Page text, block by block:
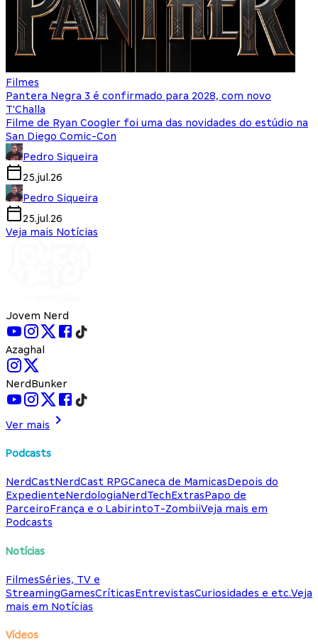
Filmes
Pantera Negra 3 é confirmado para 2028, com novo
T'Challa
Filme de Ryan Coogler foi uma das novidades do estúdio na
San Diego Comic-Con
Pedro Siqueira
25.jul.26
Pedro Siqueira
25.jul.26
Veja mais Notícias
Jovem Nerd
Azaghal
NerdBunker
Ver mais
Podcasts
NerdCastNerdCast RPGCaneca de MamicasDepois do
ExpedienteNerdologiaNerdTechExtrasPapo de
ParceiroFrança e o LabirintoT-ZombiiVeja mais em
Podcasts
Notícias
FilmesSéries, TV e
StreamingGamesCríticasEntrevistasCuriosidades e etc.Veja
mais em Notícias
Vídeos